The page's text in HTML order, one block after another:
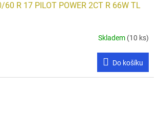
60 R 17 PILOT POWER 2CT R 66W TL
Skladem (10 ks)
Do košíku